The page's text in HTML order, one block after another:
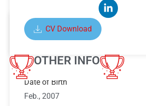
CV Download
OTHER INFO
ABOUT JAN KOCUVAN
Date of Birth
Feb., 2007